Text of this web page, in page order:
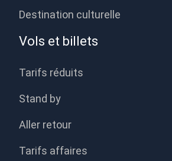
Destination culturelle
Vols et billets
Tarifs réduits
Stand by
Aller retour
Tarifs affaires